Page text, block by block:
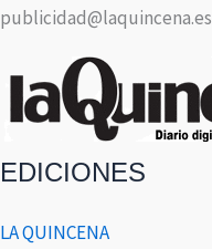
publicidad@laquincena.es
EDICIONES
LA QUINCENA